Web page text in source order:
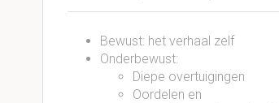
Bewust: het verhaal zelf
Onderbewust:
Diepe overtuigingen
Oordelen en